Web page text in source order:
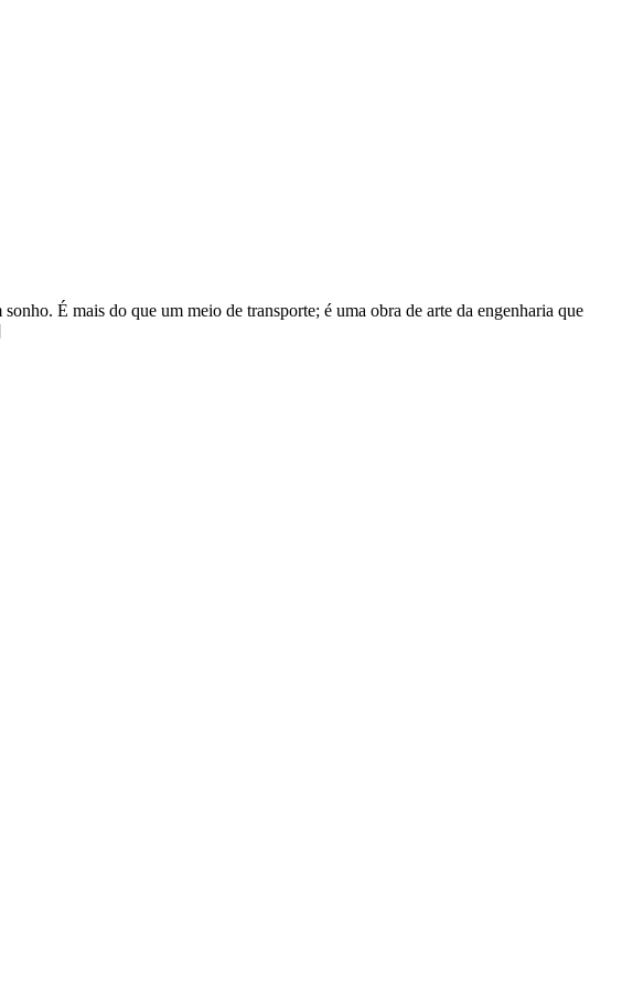
É mais do que um meio de transporte; é uma obra de arte da engenharia que